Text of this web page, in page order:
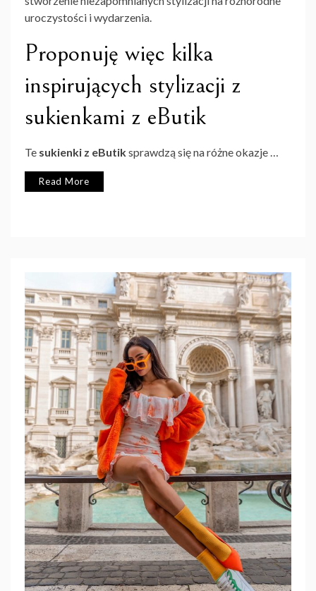
uroczystości i wydarzenia.
Proponuję więc kilka
inspirujących stylizacji z
sukienkami z eButik
Te sukienki z eButiksprawdzą się na różne okazje …
Read More